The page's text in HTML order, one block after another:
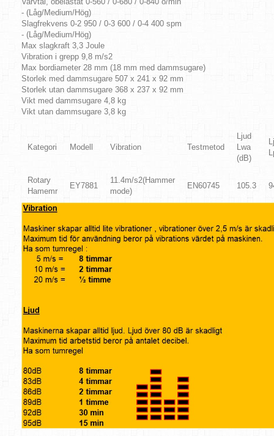
- (Låg/Medium/Hög)
Slagfrekvens 0-2 950 / 0-3 600 / 0-4 400 spm
- (Låg/Medium/Hög)
Max slagkraft 3,3 Joule
Vibration i grepp 9,8 m/s2
Max bordiameter 28 mm (18 mm med dammsugare)
Storlek med dammsugare 507 x 241 x 92 mm
Storlek utan dammsugare 368 x 237 x 92 mm
Vikt med dammsugare 4,8 kg
Vikt utan dammsugare 3,8 kg
Kategori Modell Vibration Testmetod
Ljud
Lwa
(dB)
Rotary
Hamemr
EY7881
11.4m/s2(Hammer
mode)
EN60745 105.3